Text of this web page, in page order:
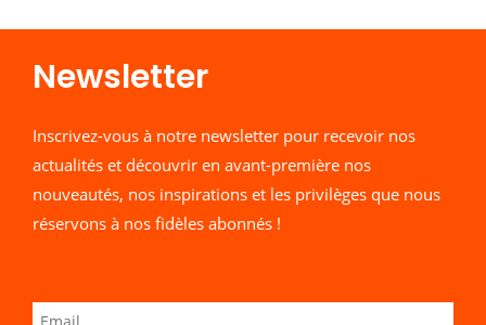
Newsletter​
Inscrivez-vous à notre newsletter pour recevoir nos
actualités et découvrir en avant-première nos
nouveautés, nos inspirations et les privilèges que nous
réservons à nos fidèles abonnés !